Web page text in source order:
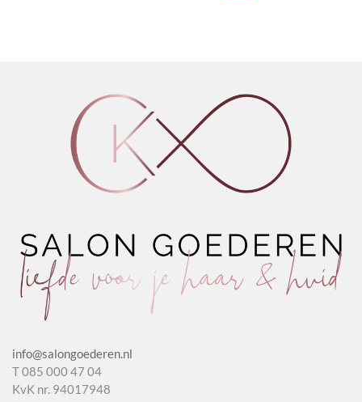
info@salongoederen.nl
T 085 000 47 04
KvK nr. 94017948